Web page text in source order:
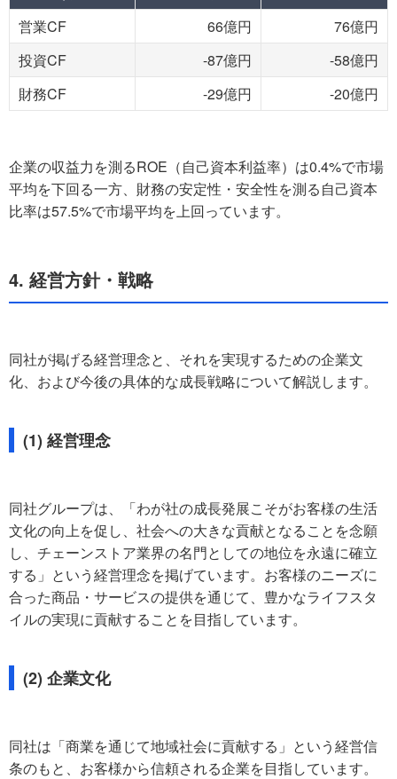
営業CF
66億円
76億円
投資CF
-87億円
-58億円
財務CF
-29億円 -20億円
企業の収益力を測るROE（自己資本利益率）は0.4%で市場
平均を下回る一方、財務の安定性・安全性を測る自己資本
比率は57.5%で市場平均を上回っています。
4. 経営方針・戦略
同社が掲げる経営理念と、それを実現するための企業文
化、および今後の具体的な成長戦略について解説します。
(1) 経営理念
同社グループは、「わが社の成長発展こそがお客様の生活
文化の向上を促し、社会への大きな貢献となることを念願
し、チェーンストア業界の名門としての地位を永遠に確立
する」という経営理念を掲げています。お客様のニーズに
合った商品・サービスの提供を通じて、豊かなライフスタ
イルの実現に貢献することを目指しています。
(2) 企業文化
同社は「商業を通じて地域社会に貢献する」という経営信
条のもと、お客様から信頼される企業を目指しています。